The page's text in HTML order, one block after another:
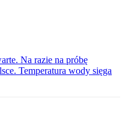
Na razie na próbę
Temperatura wody sięga